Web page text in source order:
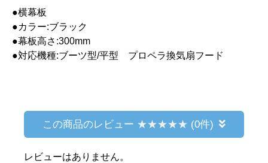
●横幕板
●カラー:ブラック
●幕板高さ:300mm
●対応機種:ブーツ型/平型 プロペラ換気扇フード
この商品のレビュー (0件)
レビューはありません。